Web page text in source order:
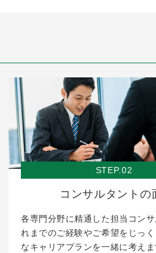
STEP.02
コンサルタントの
各専門分野に精通した担当コンサ
れまでのご経験やご希望をじっ
なキャリアプランを一緒に考え